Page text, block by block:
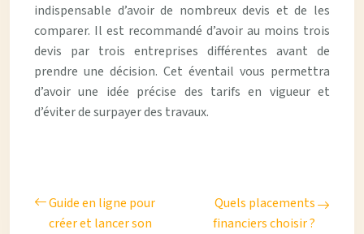
indispensable d’avoir de nombreux devis et de les
comparer. Il est recommandé d’avoir au moins trois
devis par trois entreprises différentes avant de
prendre une décision. Cet éventail vous permettra
d’avoir une idée précise des tarifs en vigueur et
d’éviter de surpayer des travaux.
Guide en ligne pour
créer et lancer son
Quels placements
financiers choisir ?